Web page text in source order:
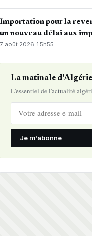
Importation pour la
un nouveau délai aux
7 août 2026·15h55
La matinale
L'essentiel de l'actualité
Je m'abonne